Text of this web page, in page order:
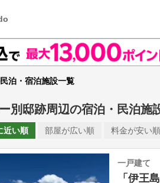
泊・宿泊施設一覧
別邸跡周辺の宿泊・民泊施
近い順 部屋が広い順 料金が安い順
一戸建て
「伊王